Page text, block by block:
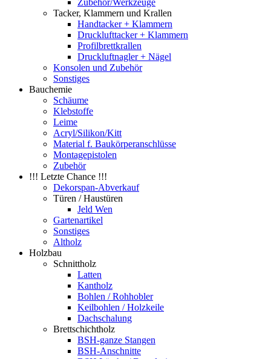
Zubehör/Werkzeuge
Tacker, Klammern und Krallen
Handtacker + Klammern
Drucklufttacker + Klammern
Profilbrettkrallen
Druckluftnagler + Nägel
Konsolen und Zubehör
Sonstiges
Bauchemie
Schäume
Klebstoffe
Leime
Acryl/Silikon/Kitt
Material f. Baukörperanschlüsse
Montagepistolen
Zubehör
!!! Letzte Chance !!!
Dekorspan-Abverkauf
Türen / Haustüren
Jeld Wen
Gartenartikel
Sonstiges
Altholz
Holzbau
Schnittholz
Latten
Kantholz
Bohlen / Rohhobler
Keilbohlen / Holzkeile
Dachschalung
Brettschichtholz
BSH-ganze Stangen
BSH-Anschnitte